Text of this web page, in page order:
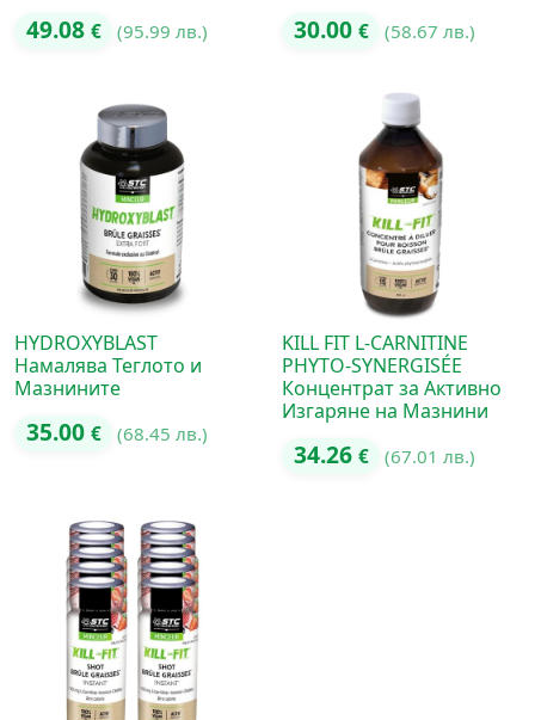
49.08 € (95.99 лв.) 30.00 € (58.67 лв.)
HYDROXYBLAST
Намалява Теглото и
Мазнините
35.00 € (68.45 лв.)
KILL FIT L-CARNITINE
PHYTO-SYNERGISÉE
Концентрат за Активно
Изгаряне на Мазнини
34.26 € (67.01 лв.)